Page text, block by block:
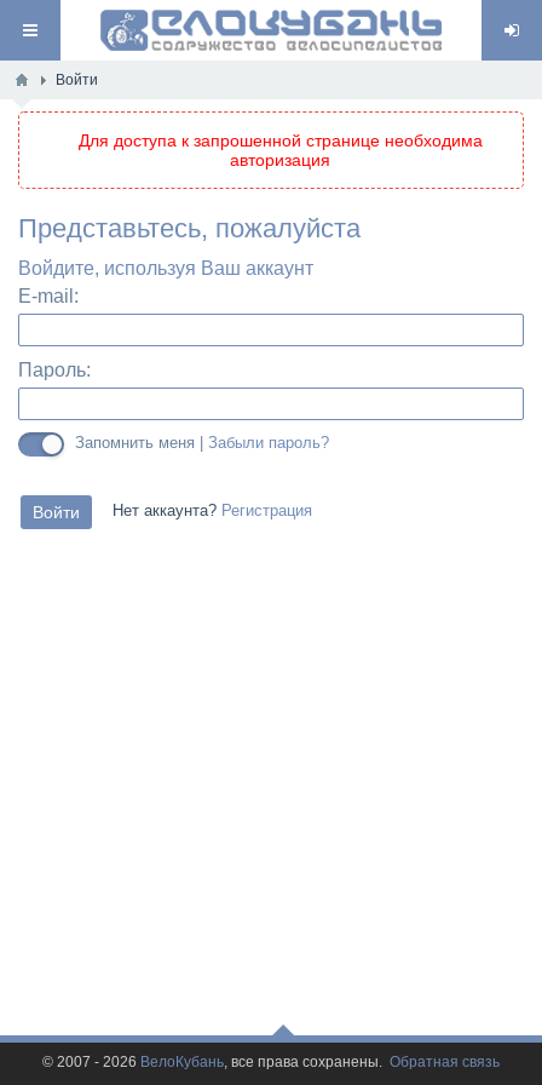
Войти
Для доступа к запрошенной странице необходима
авторизация
Представьтесь, пожалуйста
Войдите, используя Ваш аккаунт
E-mail:
Пароль:
Запомнить меня | Забыли пароль?
Нет аккаунта? Регистрация
© 2007 - 2026 ВелоКубань, все права сохранены. Обратная связь